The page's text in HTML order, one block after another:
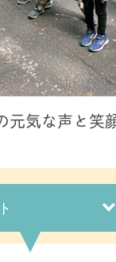
元気な声と笑